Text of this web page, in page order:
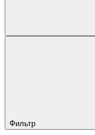
Фильтр